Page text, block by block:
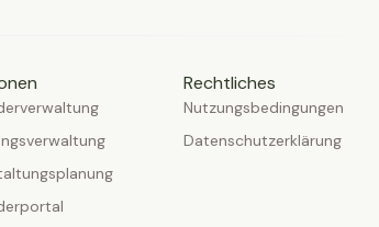
Rechtliches
Nutzungsbedingungen
Datenschutzerklärung